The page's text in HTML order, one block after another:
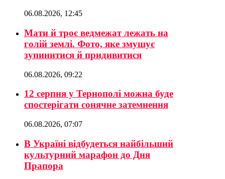
06.08.2026, 12:45
Мати й троє ведмежат лежать на
голій землі. Фото, яке змушує
зупинитися й придивитися
06.08.2026, 09:22
12 серпня у Тернополі можна буде
спостерігати сонячне затемнення
06.08.2026, 07:07
В Україні відбудеться найбільший
культурний марафон до Дня
Прапора